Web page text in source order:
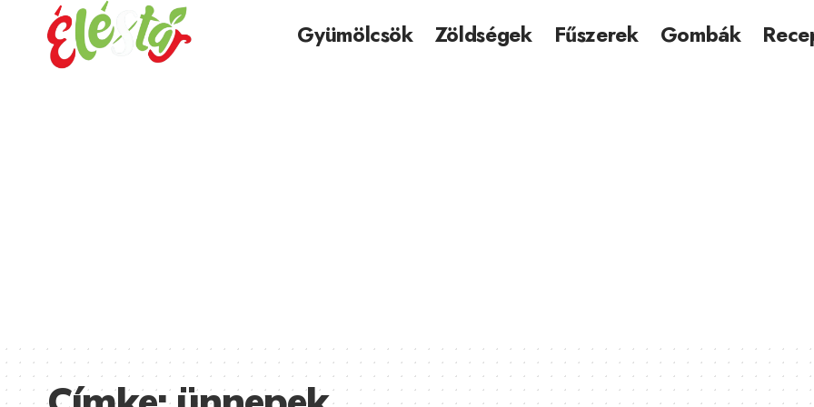
Gyümölcsök Zöldségek Fűszerek Gombák